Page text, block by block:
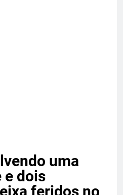
uma
e dois
feridos no